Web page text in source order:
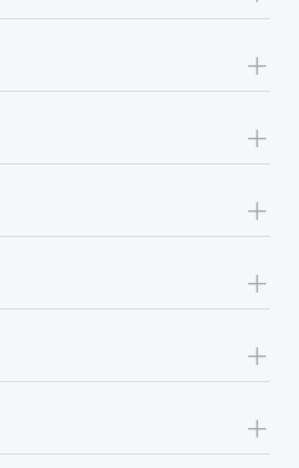
+
+
+
+
+
+